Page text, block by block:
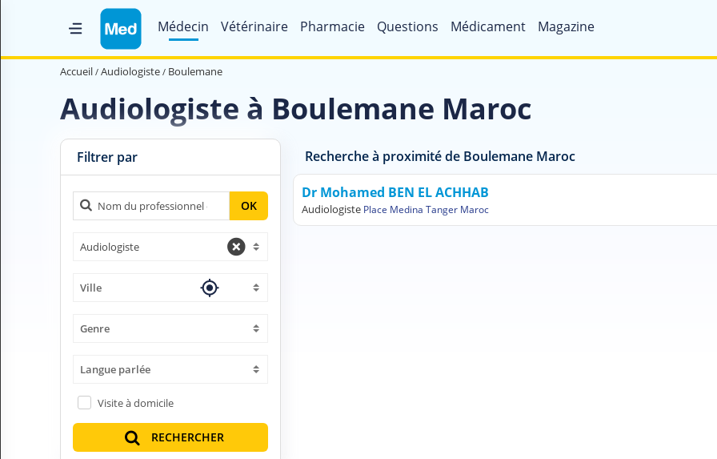
Médecin Vétérinaire Pharmacie Questions Médicament Magazine
Accueil
Magazine Médical
Nous contacter
Professionnel de santé
Accueil Audiologiste Boulemane
Audiologiste à Boulemane Maroc
Filtrer par
OK
Audiologiste
Ville
Genre
Langue parlée
Visite à domicile
RECHERCHER
Recherche à proximité de Boulemane Maroc
Dr Mohamed BEN EL ACHHAB
Audiologiste Place Medina Tanger Maroc